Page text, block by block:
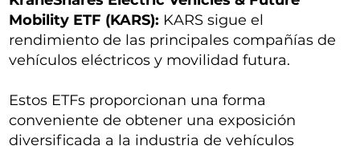
Mobility ETF (KARS): KARS sigue el
rendimiento de las principales compañías de
vehículos eléctricos y movilidad futura.
Estos ETFs proporcionan una forma
conveniente de obtener una exposición
diversificada a la industria de vehículos